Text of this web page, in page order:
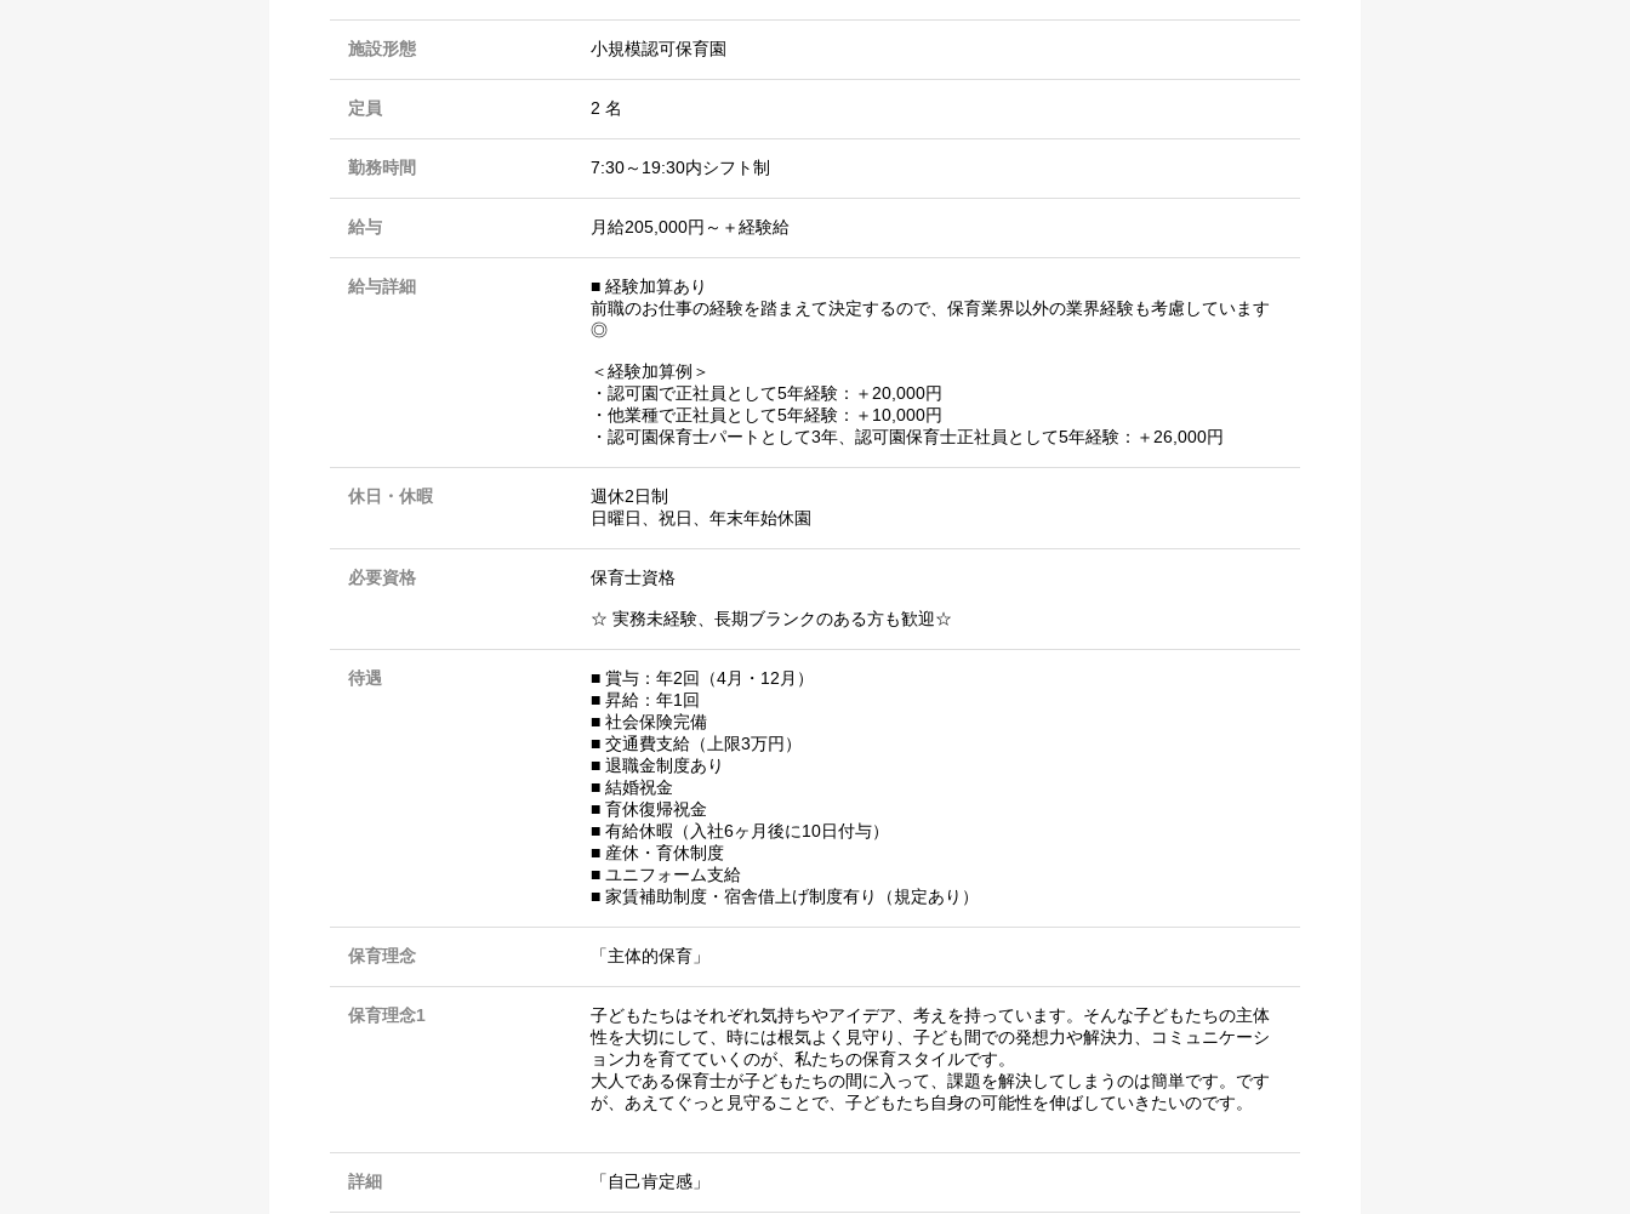
施設形態 小規模認可保育園
定員 2 名
勤務時間 7:30～19:30内シフト制
給与 月給205,000円～＋経験給
給与詳細
■ 経験加算あり
前職のお仕事の経験を踏まえて決定するので、保育業界以外の業界経験も考慮しています
◎
＜経験加算例＞
・認可園で正社員として5年経験：＋20,000円
・他業種で正社員として5年経験：＋10,000円
・認可園保育士パートとして3年、認可園保育士正社員として5年経験：＋26,000円
休日・休暇
週休2日制
日曜日、祝日、年末年始休園
必要資格 保育士資格
☆ 実務未経験、長期ブランクのある方も歓迎☆
待遇
■ 賞与：年2回（4月・12月）
■ 昇給：年1回
■ 社会保険完備
■ 交通費支給（上限3万円）
■ 退職金制度あり
■ 結婚祝金
■ 育休復帰祝金
■ 有給休暇（入社6ヶ月後に10日付与）
■ 産休・育休制度
■ ユニフォーム支給
■ 家賃補助制度・宿舎借上げ制度有り（規定あり）
保育理念 「主体的保育」
保育理念1
子どもたちはそれぞれ気持ちやアイデア、考えを持っています。そんな子どもたちの主体
性を大切にして、時には根気よく見守り、子ども間での発想力や解決力、コミュニケーシ
ョン力を育てていくのが、私たちの保育スタイルです。
大人である保育士が子どもたちの間に入って、課題を解決してしまうのは簡単です。です
が、あえてぐっと見守ることで、子どもたち自身の可能性を伸ばしていきたいのです。
詳細 「自己肯定感」